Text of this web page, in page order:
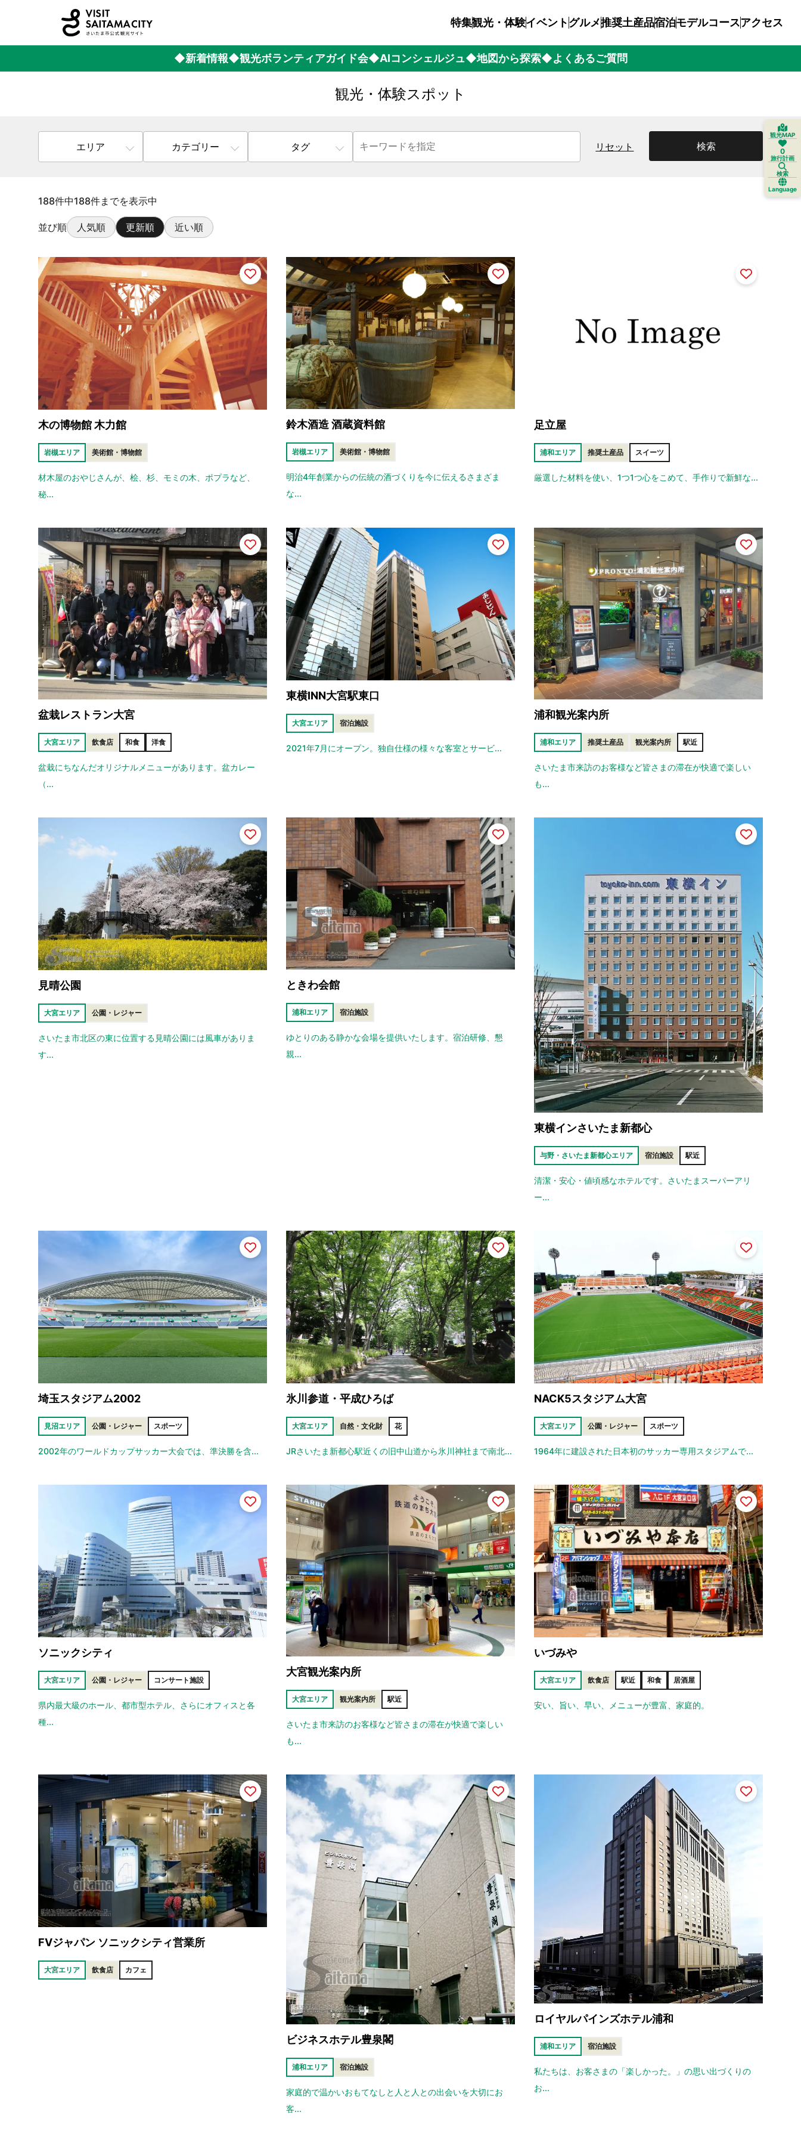
特集観光・体験イベントグルメ推奨土産品宿泊モデルコースアクセス
◆新着情報◆観光ボランティアガイド会◆AIコンシェルジュ◆地図から探索◆よくあるご質問
観光・体験スポット
エリア カテゴリー タグ リセット 検索
188件中188件までを表示中
並び順 人気順 更新順 近い順
木の博物館 木力館
岩槻エリア 美術館・博物館
材木屋のおやじさんが、桧、杉、モミの木、ポプラなど、
秘...
鈴木酒造 酒蔵資料館
岩槻エリア 美術館・博物館
明治4年創業からの伝統の酒づくりを今に伝えるさまざま
な...
足立屋
浦和エリア 推奨土産品 スイーツ
厳選した材料を使い、1つ1つ心をこめて、手作りで新鮮な...
盆栽レストラン大宮
大宮エリア 飲食店 和食 洋食
盆栽にちなんだオリジナルメニューがあります。盆カレー
（...
東横INN大宮駅東口
大宮エリア 宿泊施設
2021年7月にオープン。独自仕様の様々な客室とサービ...
浦和観光案内所
浦和エリア 推奨土産品 観光案内所 駅近
さいたま市来訪のお客様など皆さまの滞在が快適で楽しい
も...
見晴公園
大宮エリア 公園・レジャー
さいたま市北区の東に位置する見晴公園には風車がありま
す...
ときわ会館
浦和エリア 宿泊施設
ゆとりのある静かな会場を提供いたします。宿泊研修、懇
親...
東横インさいたま新都心
与野・さいたま新都心エリア 宿泊施設 駅近
清潔・安心・値頃感なホテルです。さいたまスーパーアリ
ー...
埼玉スタジアム2002
見沼エリア 公園・レジャー スポーツ
2002年のワールドカップサッカー大会では、準決勝を含...
氷川参道・平成ひろば
大宮エリア 自然・文化財 花
JRさいたま新都心駅近くの旧中山道から氷川神社まで南北...
NACK5スタジアム大宮
大宮エリア 公園・レジャー スポーツ
1964年に建設された日本初のサッカー専用スタジアムで...
ソニックシティ
大宮エリア 公園・レジャー コンサート施設
県内最大級のホール、都市型ホテル、さらにオフィスと各
種...
大宮観光案内所
大宮エリア 観光案内所 駅近
さいたま市来訪のお客様など皆さまの滞在が快適で楽しい
も...
いづみや
大宮エリア 飲食店 駅近 和食 居酒屋
安い、旨い、早い、メニューが豊富、家庭的。
FVジャパン ソニックシティ営業所
大宮エリア 飲食店 カフェ
ビジネスホテル豊泉閣
浦和エリア 宿泊施設
家庭的で温かいおもてなしと人と人との出会いを大切にお
客...
ロイヤルパインズホテル浦和
浦和エリア 宿泊施設
私たちは、お客さまの「楽しかった。」の思い出づくりの
お...
観光MAP
0
旅行計画
検索
Language